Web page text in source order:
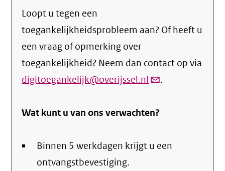
Loopt u tegen een
toegankelijkheidsprobleem aan? Of heeft u
een vraag of opmerking over
toegankelijkheid? Neem dan contact op via
digitoegankelijk@overijssel.nl (link
email)
.
Wat kunt u van ons verwachten?
Binnen 5 werkdagen krijgt u een
ontvangstbevestiging.